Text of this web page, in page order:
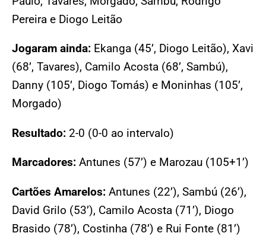
Pereira e Diogo Leitão
Jogaram ainda: Ekanga (45’, Diogo Leitão), Xavi
(68’, Tavares), Camilo Acosta (68’, Sambú),
Danny (105’, Diogo Tomás) e Moninhas (105’,
Morgado)
Resultado: 2-0 (0-0 ao intervalo)
Marcadores: Antunes (57’) e Marozau (105+1’)
Cartões Amarelos: Antunes (22’), Sambú (26’),
David Grilo (53’), Camilo Acosta (71’), Diogo
Brasido (78’), Costinha (78’) e Rui Fonte (81’)